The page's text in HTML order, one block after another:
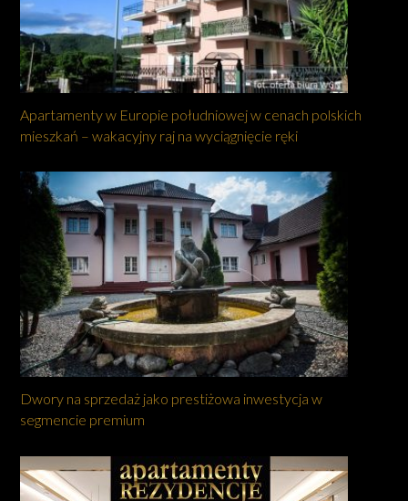
Apartamenty w Europie południowej w cenach polskich
mieszkań – wakacyjny raj na wyciągnięcie ręki
Dwory na sprzedaż jako prestiżowa inwestycja w
segmencie premium